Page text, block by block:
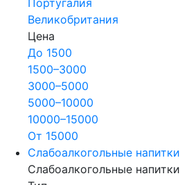
Великобритания
Цена
До 1500
1500–3000
3000–5000
5000–10000
10000–15000
От 15000
Слабоалкогольные напитки
Слабоалкогольные напитки